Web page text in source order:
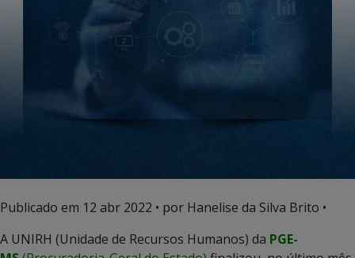
Publicado em 12 abr 2022 • por Hanelise da Silva Brito •
A UNIRH (Unidade de Recursos Humanos) da PGE-